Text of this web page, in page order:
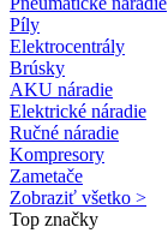
Píly
Elektrocentrály
Brúsky
AKU náradie
Elektrické náradie
Ručné náradie
Kompresory
Zametače
Zobraziť všetko >
Top značky